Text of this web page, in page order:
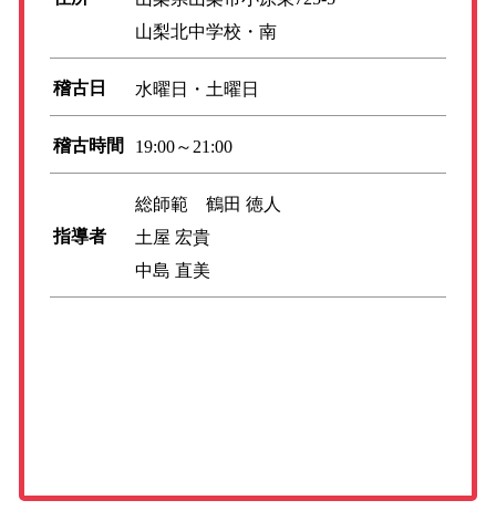
山梨北中学校・南
稽古日 水曜日・土曜日
稽古時間 19:00～21:00
指導者
総師範 鶴田 徳人
土屋 宏貴
中島 直美